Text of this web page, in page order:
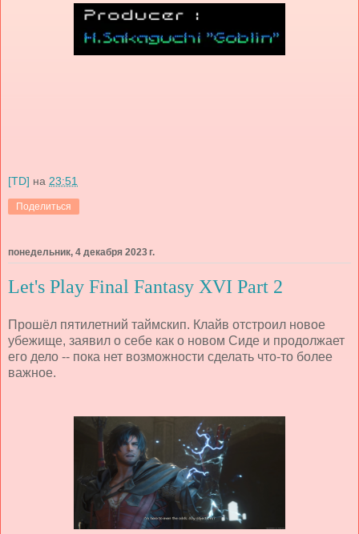
[TD] на 23:51
Поделиться
понедельник, 4 декабря 2023 г.
Let's Play Final Fantasy XVI Part 2
Прошёл пятилетний таймскип. Клайв отстроил новое
убежище, заявил о себе как о новом Сиде и продолжает
его дело -- пока нет возможности сделать что-то более
важное.